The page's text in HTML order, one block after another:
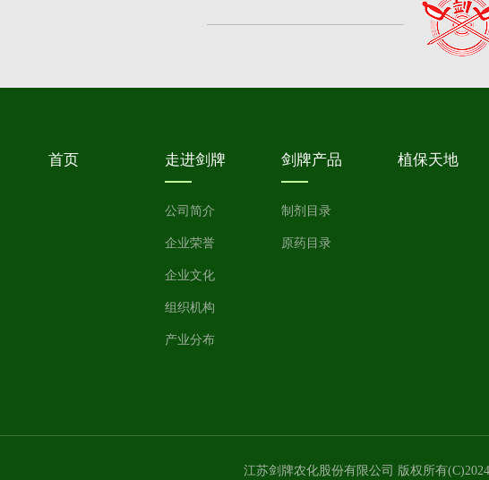
首页 走进剑牌
公司简介
企业荣誉
企业文化
组织机构
产业分布
剑牌产品
制剂目录
原药目录
植保天地
江苏剑牌农化股份有限公司 版权所有